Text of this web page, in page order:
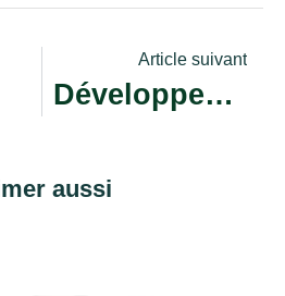
Article suivant
Développement Personnel Et Réussite De Son Business
aussi